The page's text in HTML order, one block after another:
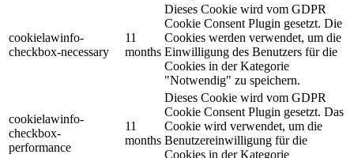
cookielawinfo-
checkbox-necessary
11
months
Dieses Cookie wird vom GDPR
Cookie Consent Plugin gesetzt. Die
Cookies werden verwendet, um die
Einwilligung des Benutzers für die
Cookies in der Kategorie
"Notwendig" zu speichern.
cookielawinfo-
checkbox-
performance
11
months
Dieses Cookie wird vom GDPR
Cookie Consent Plugin gesetzt. Das
Cookie wird verwendet, um die
Benutzereinwilligung für die
Cookies in der Kategorie